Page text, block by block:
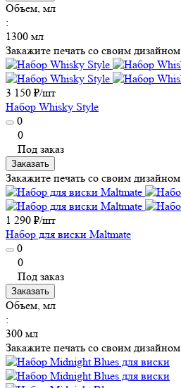
Объем, мл
:
1300 мл
Закажите печать со своим дизайном
3 150 ₽/шт
Набор Whisky Style
0
0
Под заказ
Заказать
Закажите печать со своим дизайном
1 290 ₽/шт
Набор для виски Maltmate
0
0
Под заказ
Заказать
Объем, мл
:
300 мл
Закажите печать со своим дизайном